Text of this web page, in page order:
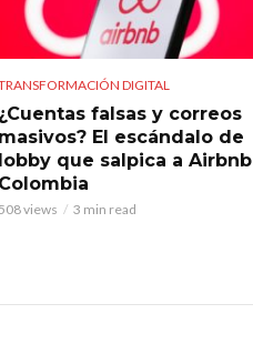
DIGITAL
¿Cuentas falsas y correos
masivos? El escándalo de
lobby que salpica a Airbnb
Colombia
508 views 3 min read